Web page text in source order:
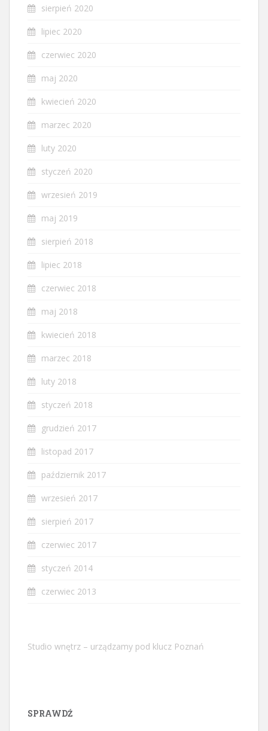
sierpień 2020
lipiec 2020
czerwiec 2020
maj 2020
kwiecień 2020
marzec 2020
luty 2020
styczeń 2020
wrzesień 2019
maj 2019
sierpień 2018
lipiec 2018
czerwiec 2018
maj 2018
kwiecień 2018
marzec 2018
luty 2018
styczeń 2018
grudzień 2017
listopad 2017
październik 2017
wrzesień 2017
sierpień 2017
czerwiec 2017
styczeń 2014
czerwiec 2013
Studio wnętrz – urządzamy pod klucz Poznań
SPRAWDŹ